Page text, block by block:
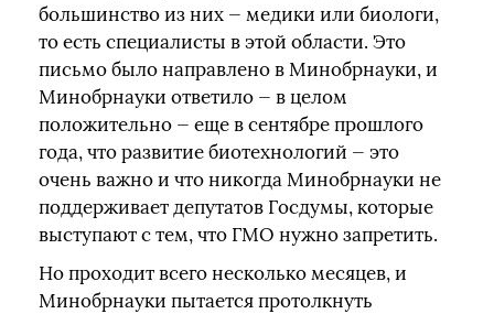
большинство из них — медики или биологи,
то есть специалисты в этой области. Это
письмо было направлено в Минобрнауки, и
Минобрнауки ответило — в целом
положительно — еще в сентябре прошлого
года, что развитие биотехнологий — это
очень важно и что никогда Минобрнауки не
поддерживает депутатов Госдумы, которые
выступают с тем, что ГМО нужно запретить.
Но проходит всего несколько месяцев, и
Минобрнауки пытается протолкнуть